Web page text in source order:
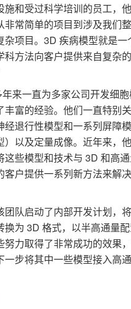
施和受过科学培训的员工，
非常简单的项目到涉及我们
杂项目。3D 疾病模型就是一
科方法向客户提供来自复杂
来一直为多家公司开发细
丰富的经验。他们一直特别
经退行性模型和一系列屏障
）以及定量成像。近年来，
这些模型和技术与 3D 和高通
客户提供一系列新方法来解
团队启动了内部开发计划，
换为 3D 格式，以半高通量
努力取得了非常成功的效果
一步将其中一些模型接入高